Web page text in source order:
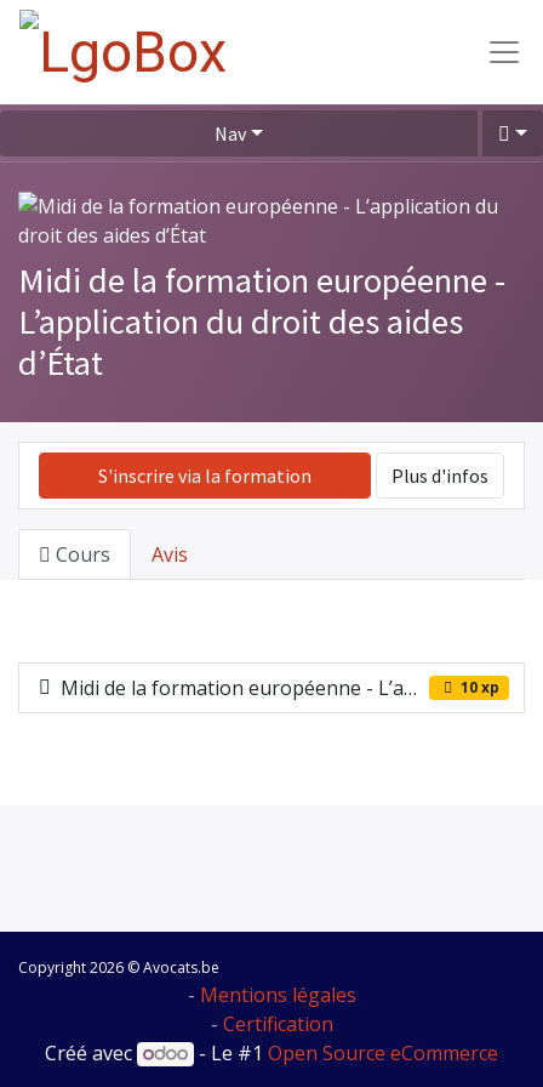
Nav
Midi de la formation européenne -
L’application du droit des aides
d’État
S'inscrire via la formation Plus d'infos
Cours Avis
Midi de la formation européenne - L’application du droit des aides d’État 10 xp
Copyright 2026 © Avocats.be
- Mentions légales
- Certification
Créé avec
- Le #1 Open Source eCommerce